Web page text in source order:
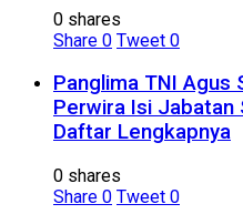
0 shares
Share 0 Tweet 0
Panglima TNI Agus
Perwira Isi Jabatan
Daftar Lengkapnya
0 shares
Share 0 Tweet 0